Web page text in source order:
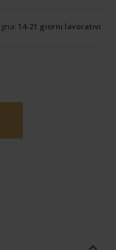
14-21 giorni lavorativi